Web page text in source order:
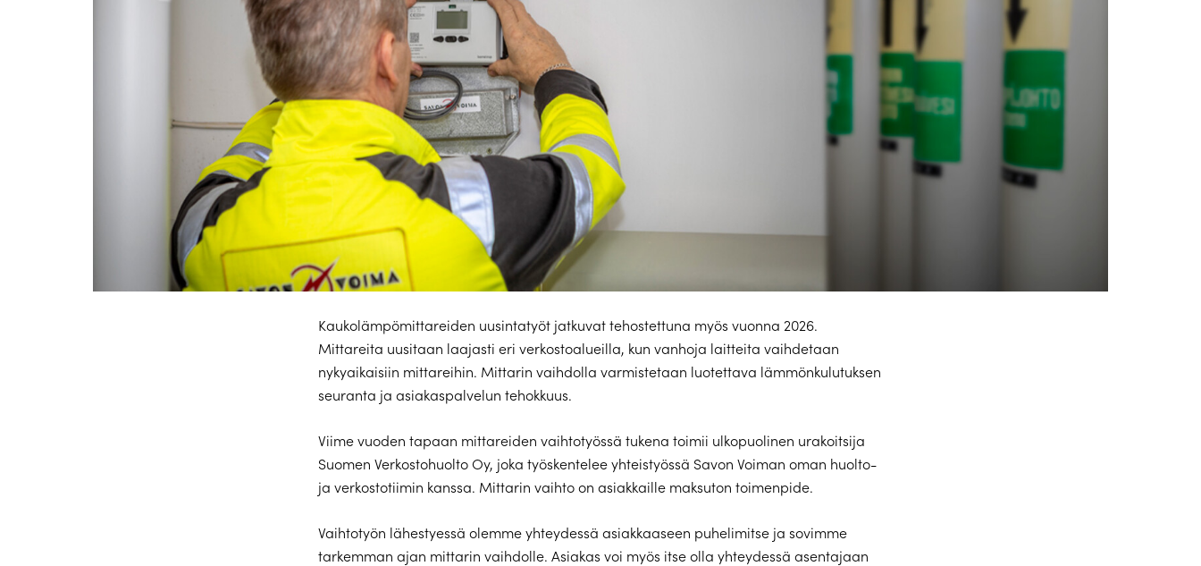
Kaukolämpömittareiden uusintatyöt jatkuvat tehostettuna myös vuonna 2026.
Mittareita uusitaan laajasti eri verkostoalueilla, kun vanhoja laitteita vaihdetaan
nykyaikaisiin mittareihin. Mittarin vaihdolla varmistetaan luotettava lämmönkulutuksen
seuranta ja asiakaspalvelun tehokkuus.
Viime vuoden tapaan mittareiden vaihtotyössä tukena toimii ulkopuolinen urakoitsija
Suomen Verkostohuolto Oy, joka työskentelee yhteistyössä Savon Voiman oman huolto-
ja verkostotiimin kanssa. Mittarin vaihto on asiakkaille maksuton toimenpide.
Vaihtotyön lähestyessä olemme yhteydessä asiakkaaseen puhelimitse ja sovimme
tarkemman ajan mittarin vaihdolle. Asiakas voi myös itse olla yhteydessä asentajaan